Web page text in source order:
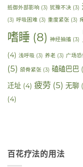
抵御外部影响 (3) 犹豫不决 (3)
(3) 呼吸困难 (3) 重度紧张 (3)
嗜睡 (8) 神经抽搐 (3)
(4) 浅呼吸 (3) 养老 (3) 广场
(5) 颌骨紧张 (3) 磕磕巴巴
迁址 (4) 疲劳 (5) 无聊
(4)
百花疗法的用法